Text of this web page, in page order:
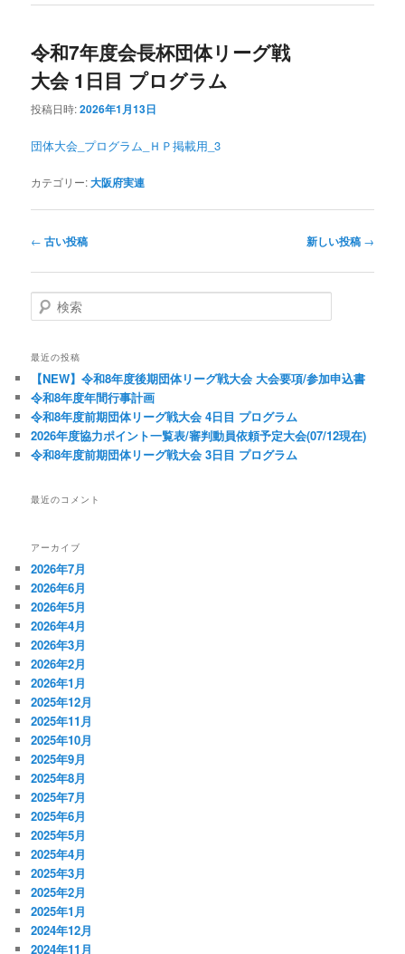
令和7年度会長杯団体リーグ戦
大会 1日目 プログラム
投稿日時:2026年1月13日
団体大会_プログラム_ＨＰ掲載用_3
カテゴリー:大阪府実連
投稿ナビゲーション
← 古い投稿 新しい投稿 →
検索
最近の投稿
【NEW】令和8年度後期団体リーグ戦大会 大会要項/参加申込書
令和8年度年間行事計画
令和8年度前期団体リーグ戦大会 4日目 プログラム
2026年度協力ポイント一覧表/審判動員依頼予定大会(07/12現在)
令和8年度前期団体リーグ戦大会 3日目 プログラム
最近のコメント
アーカイブ
2026年7月
2026年6月
2026年5月
2026年4月
2026年3月
2026年2月
2026年1月
2025年12月
2025年11月
2025年10月
2025年9月
2025年8月
2025年7月
2025年6月
2025年5月
2025年4月
2025年3月
2025年2月
2025年1月
2024年12月
2024年11月